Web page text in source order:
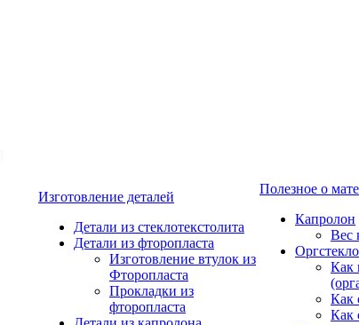
Изготовление деталей
Детали из стеклотекстолита
Детали из фторопласта
Изготовление втулок из
Фторопласта
Прокладки из
фторопласта
Полезное о
Капролон
Вес
Оргстекло
Как
Как
Как